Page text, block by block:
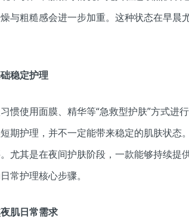
与粗糙感会进一步加重。这种状态在早晨
稳定护理
习惯使用面膜、精华等“急救型护肤”方式进
期护理，并不一定能带来稳定的肌肤状态
尤其是在夜间护肤阶段，一款能够持续提
常护理核心步骤。
肌日常需求